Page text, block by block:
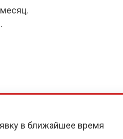
в ближайшее время